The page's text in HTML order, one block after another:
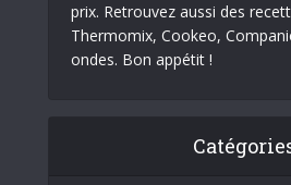
prix. Retrouvez aussi des
Thermomix, Cookeo,
ondes. Bon appétit !